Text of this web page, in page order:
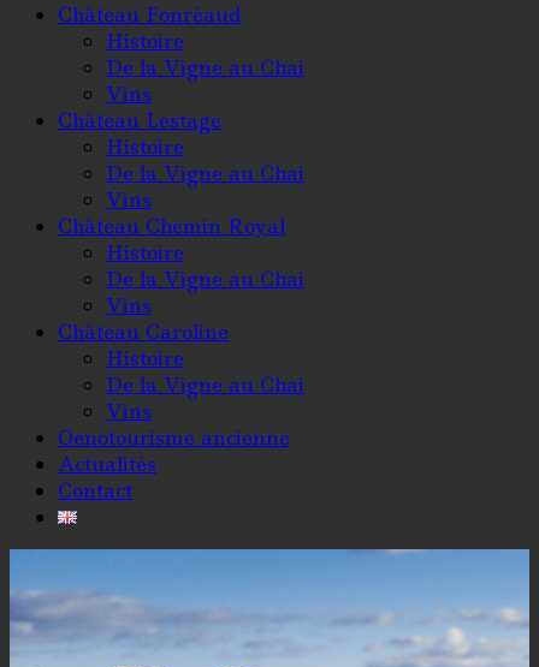
Château Fonréaud
Histoire
De la Vigne au Chai
Vins
Château Lestage
Histoire
De la Vigne au Chai
Vins
Château Chemin Royal
Histoire
De la Vigne au Chai
Vins
Château Caroline
Histoire
De la Vigne au Chai
Vins
Oenotourisme ancienne
Actualités
Contact